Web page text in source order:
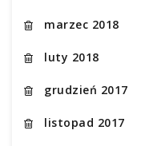
marzec 2018
luty 2018
grudzień 2017
listopad 2017